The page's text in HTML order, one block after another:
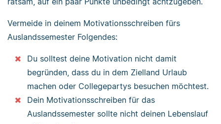
Vermeide in deinem Motivationsschreiben fürs
Auslandssemester Folgendes:
Du solltest deine Motivation nicht damit
begründen, dass du in dem Zielland Urlaub
machen oder Collegepartys besuchen möchtest.
Dein Motivationsschreiben für das
Auslandssemester sollte nicht deinen Lebenslauf